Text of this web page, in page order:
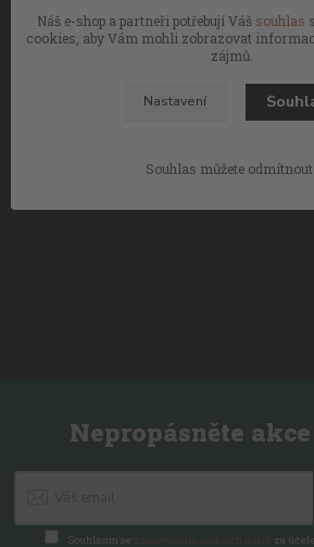
Nepropásněte
Souhlasím se zpracováním osobních údajů za
Náš e-shop a partneři potřebují Váš souhlas
cookies, aby Vám mohli zobrazovat
zájmů.
Nastavení
Souhlas můžete odmítnout